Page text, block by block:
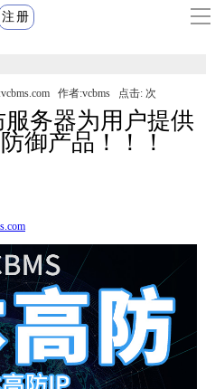
注册
vcbms.com 作者:vcbms 点击: 次
务器为用户提供
御产品！！！